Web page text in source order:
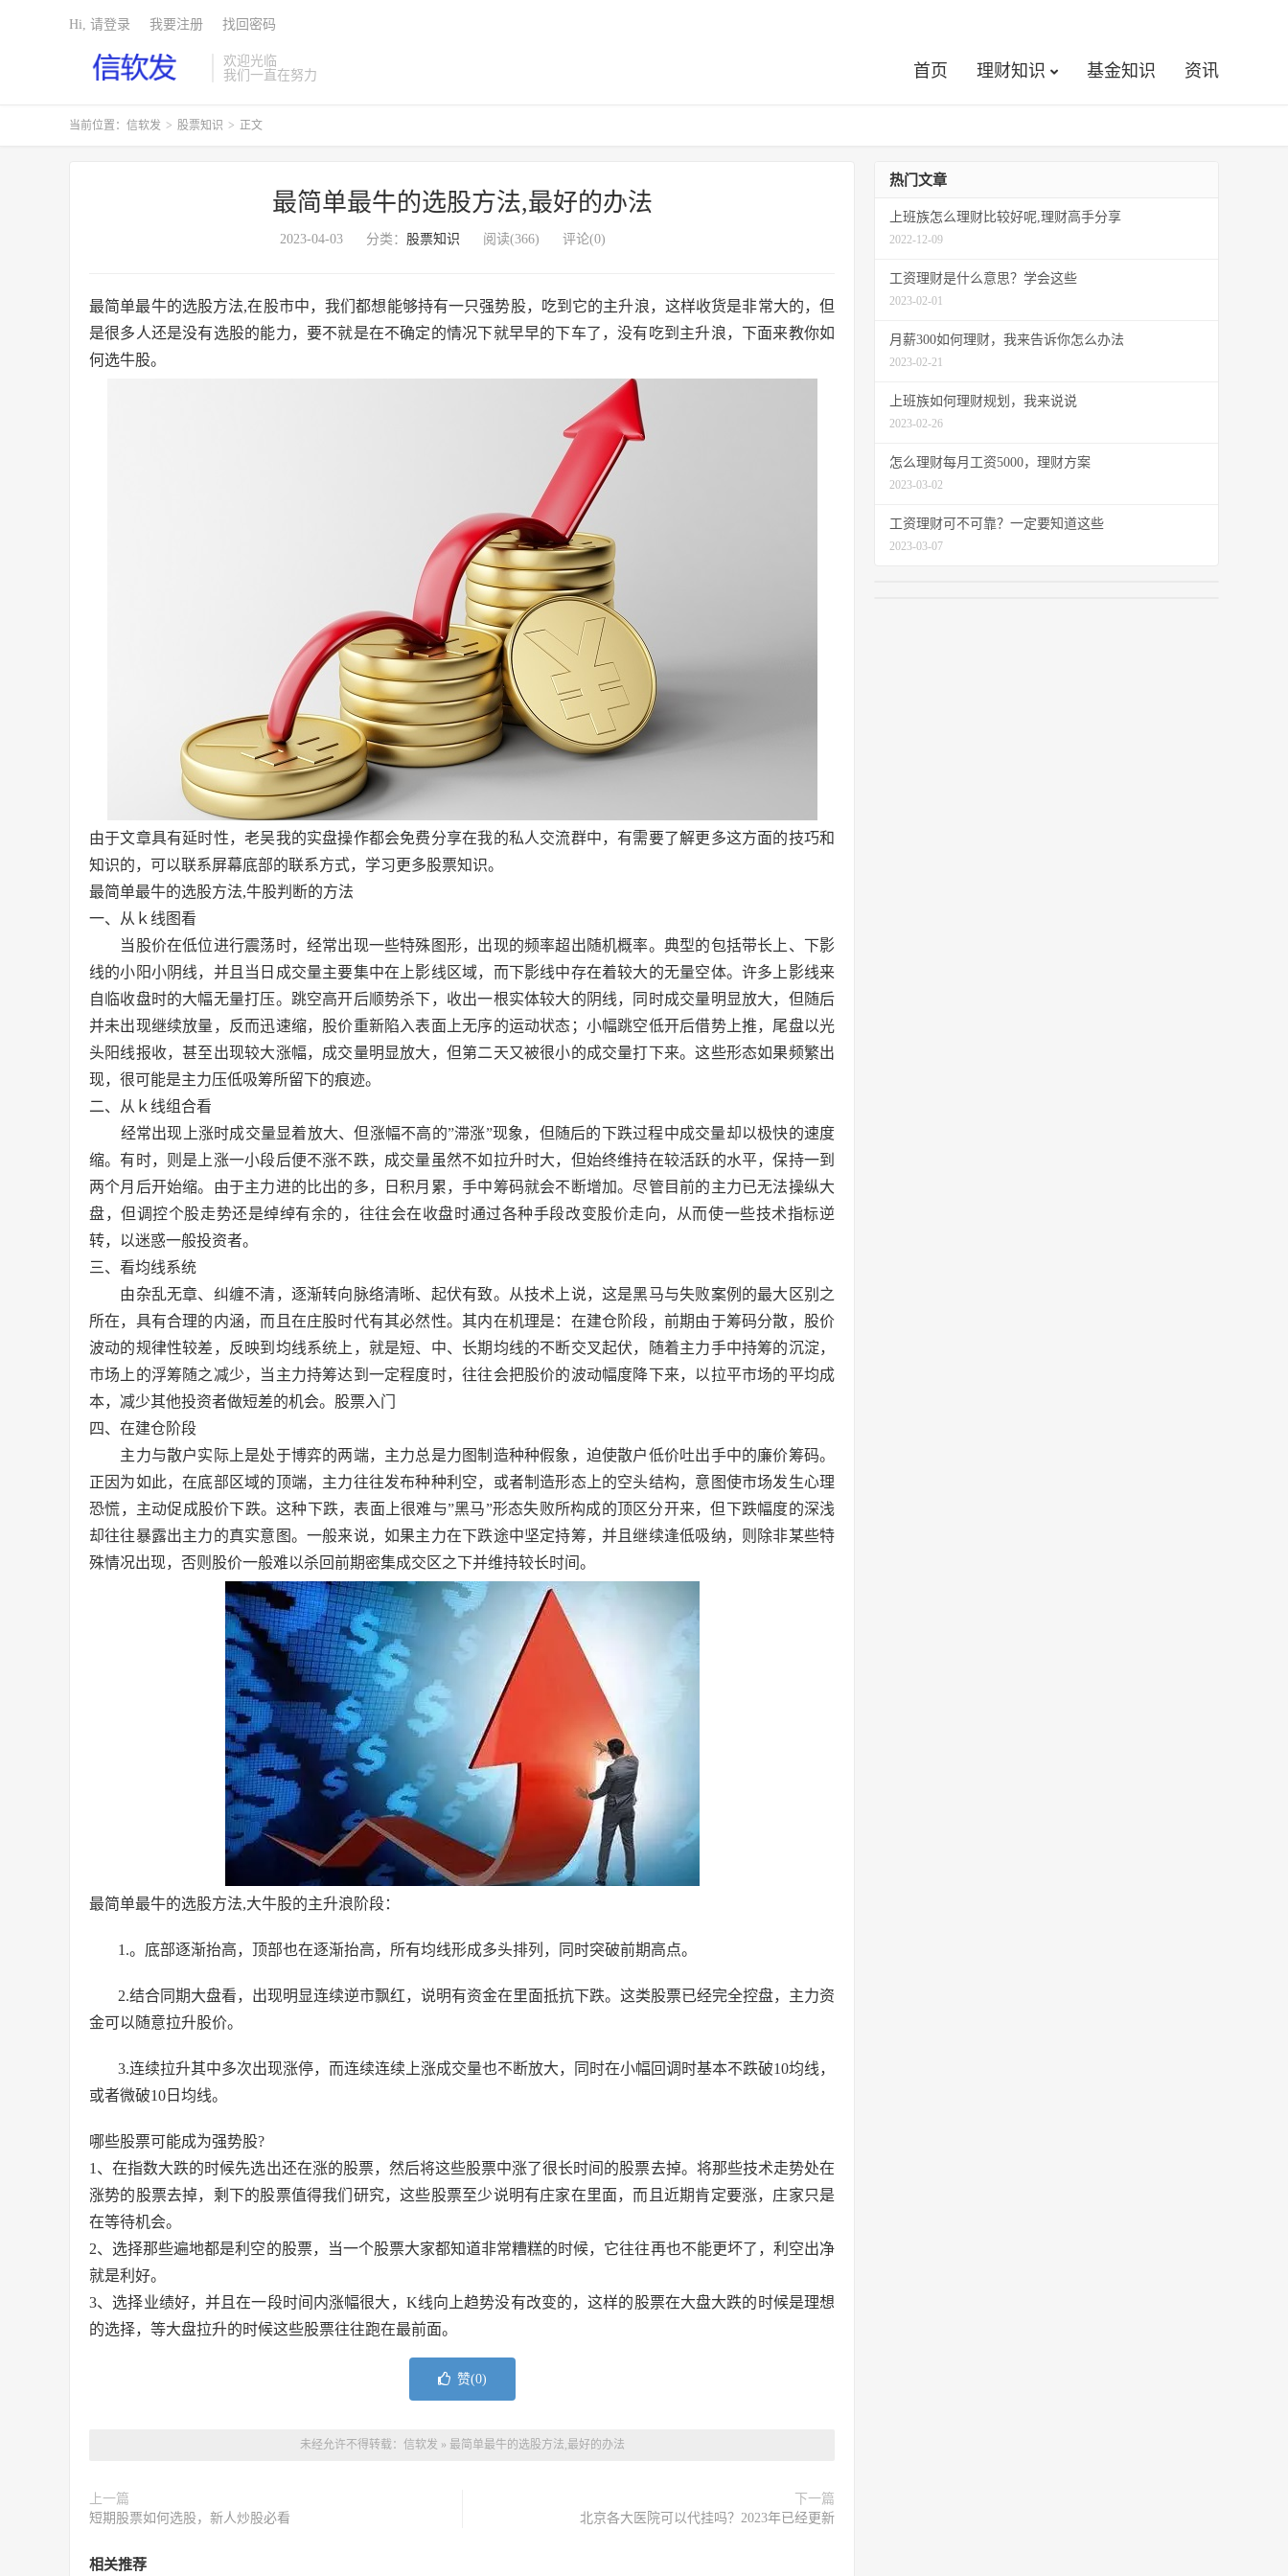
欢迎光临
我们一直在努力
首页 理财知识 基金知识 资讯
Hi, 请登录 我要注册 找回密码
当前位置： 信软发 > 股票知识 > 正文
最简单最牛的选股方法,最好的办法
2023-04-03 分类： 股票知识 阅读(366) 评论(0)
最简单最牛的选股方法,在股市中，我们都想能够持有一只强势股，吃到它的主升浪，这样收货是非常大的，但
是很多人还是没有选股的能力，要不就是在不确定的情况下就早早的下车了，没有吃到主升浪，下面来教你如
何选牛股。
由于文章具有延时性，老吴我的实盘操作都会免费分享在我的私人交流群中，有需要了解更多这方面的技巧和
知识的，可以联系屏幕底部的联系方式，学习更多股票知识。
最简单最牛的选股方法,牛股判断的方法
一、从ｋ线图看
当股价在低位进行震荡时，经常出现一些特殊图形，出现的频率超出随机概率。典型的包括带长上、下影
线的小阳小阴线，并且当日成交量主要集中在上影线区域，而下影线中存在着较大的无量空体。许多上影线来
自临收盘时的大幅无量打压。跳空高开后顺势杀下，收出一根实体较大的阴线，同时成交量明显放大，但随后
并未出现继续放量，反而迅速缩，股价重新陷入表面上无序的运动状态；小幅跳空低开后借势上推，尾盘以光
头阳线报收，甚至出现较大涨幅，成交量明显放大，但第二天又被很小的成交量打下来。这些形态如果频繁出
现，很可能是主力压低吸筹所留下的痕迹。
二、从ｋ线组合看
经常出现上涨时成交量显着放大、但涨幅不高的”滞涨”现象，但随后的下跌过程中成交量却以极快的速度
缩。有时，则是上涨一小段后便不涨不跌，成交量虽然不如拉升时大，但始终维持在较活跃的水平，保持一到
两个月后开始缩。由于主力进的比出的多，日积月累，手中筹码就会不断增加。尽管目前的主力已无法操纵大
盘，但调控个股走势还是绰绰有余的，往往会在收盘时通过各种手段改变股价走向，从而使一些技术指标逆
转，以迷惑一般投资者。
三、看均线系统
由杂乱无章、纠缠不清，逐渐转向脉络清晰、起伏有致。从技术上说，这是黑马与失败案例的最大区别之
所在，具有合理的内涵，而且在庄股时代有其必然性。其内在机理是：在建仓阶段，前期由于筹码分散，股价
波动的规律性较差，反映到均线系统上，就是短、中、长期均线的不断交叉起伏，随着主力手中持筹的沉淀，
市场上的浮筹随之减少，当主力持筹达到一定程度时，往往会把股价的波动幅度降下来，以拉平市场的平均成
本，减少其他投资者做短差的机会。股票入门
四、在建仓阶段
主力与散户实际上是处于博弈的两端，主力总是力图制造种种假象，迫使散户低价吐出手中的廉价筹码。
正因为如此，在底部区域的顶端，主力往往发布种种利空，或者制造形态上的空头结构，意图使市场发生心理
恐慌，主动促成股价下跌。这种下跌，表面上很难与”黑马”形态失败所构成的顶区分开来，但下跌幅度的深浅
却往往暴露出主力的真实意图。一般来说，如果主力在下跌途中坚定持筹，并且继续逢低吸纳，则除非某些特
殊情况出现，否则股价一般难以杀回前期密集成交区之下并维持较长时间。
最简单最牛的选股方法,大牛股的主升浪阶段：
1.。底部逐渐抬高，顶部也在逐渐抬高，所有均线形成多头排列，同时突破前期高点。
2.结合同期大盘看，出现明显连续逆市飘红，说明有资金在里面抵抗下跌。这类股票已经完全控盘，主力资
金可以随意拉升股价。
3.连续拉升其中多次出现涨停，而连续连续上涨成交量也不断放大，同时在小幅回调时基本不跌破10均线，
或者微破10日均线。
哪些股票可能成为强势股?
1、在指数大跌的时候先选出还在涨的股票，然后将这些股票中涨了很长时间的股票去掉。将那些技术走势处在
涨势的股票去掉，剩下的股票值得我们研究，这些股票至少说明有庄家在里面，而且近期肯定要涨，庄家只是
在等待机会。
2、选择那些遍地都是利空的股票，当一个股票大家都知道非常糟糕的时候，它往往再也不能更坏了，利空出净
就是利好。
3、选择业绩好，并且在一段时间内涨幅很大，K线向上趋势没有改变的，这样的股票在大盘大跌的时候是理想
的选择，等大盘拉升的时候这些股票往往跑在最前面。
赞(0)
未经允许不得转载： 信软发 » 最简单最牛的选股方法,最好的办法
上一篇
短期股票如何选股，新人炒股必看
下一篇
北京各大医院可以代挂吗？2023年已经更新
相关推荐
热门文章
上班族怎么理财比较好呢,理财高手分享
2022-12-09
工资理财是什么意思？学会这些
2023-02-01
月薪300如何理财，我来告诉你怎么办法
2023-02-21
上班族如何理财规划，我来说说
2023-02-26
怎么理财每月工资5000，理财方案
2023-03-02
工资理财可不可靠？一定要知道这些
2023-03-07